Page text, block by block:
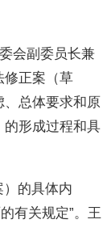
会副委员长兼
修正案（草
、总体要求和原
的形成过程和具
）的具体内
有关规定”。王